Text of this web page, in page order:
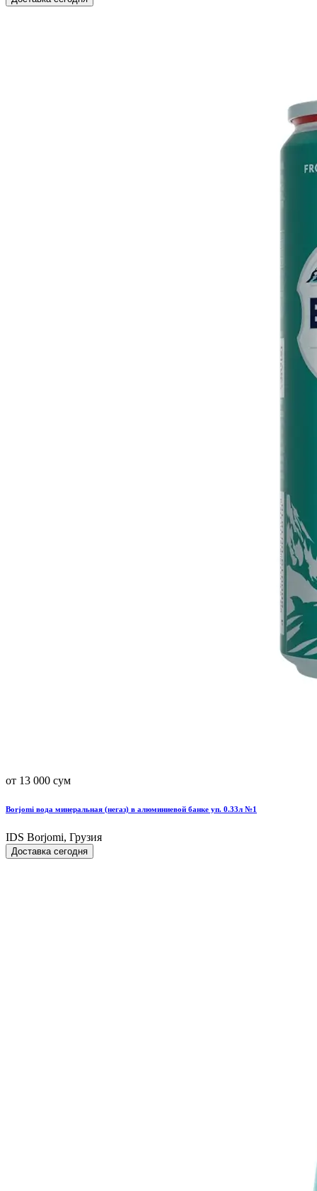
от 13 000 сум
Borjomi вода минеральная (негаз) в алюминиевой банке уп. 0.33л №1
IDS Borjomi, Грузия
Доставка сегодня